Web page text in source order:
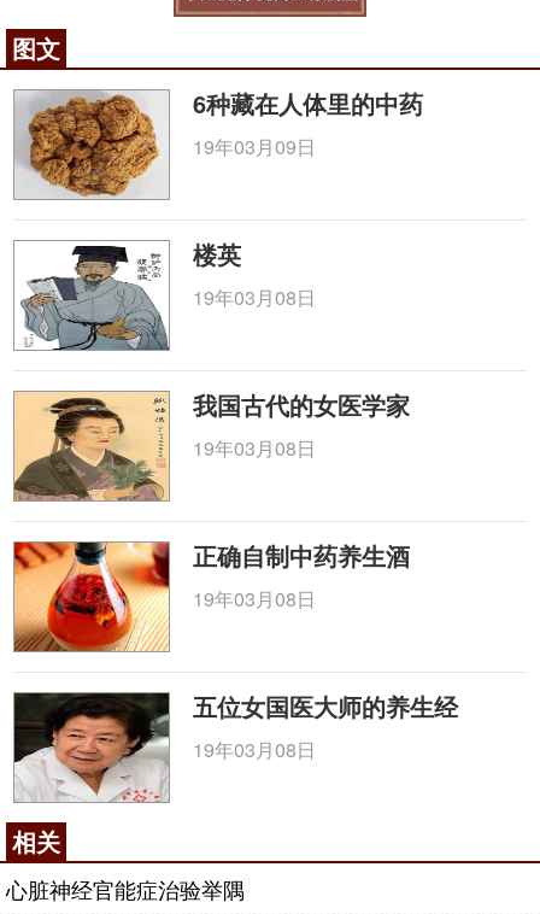
图文
6种藏在人体里的中药
19年03月09日
楼英
19年03月08日
我国古代的女医学家
19年03月08日
正确自制中药养生酒
19年03月08日
五位女国医大师的养生经
19年03月08日
相关
心脏神经官能症治验举隅